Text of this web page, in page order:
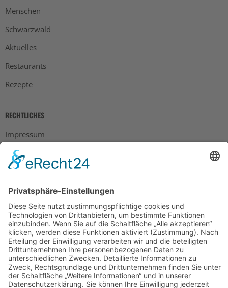
Menschen
Schwarzwald
Aktuelles
Restaurants
Rezepte
RECHTLICHES
Impressum
Datenschutz
AGB
Widerrufsbelehrung
Bankdaten